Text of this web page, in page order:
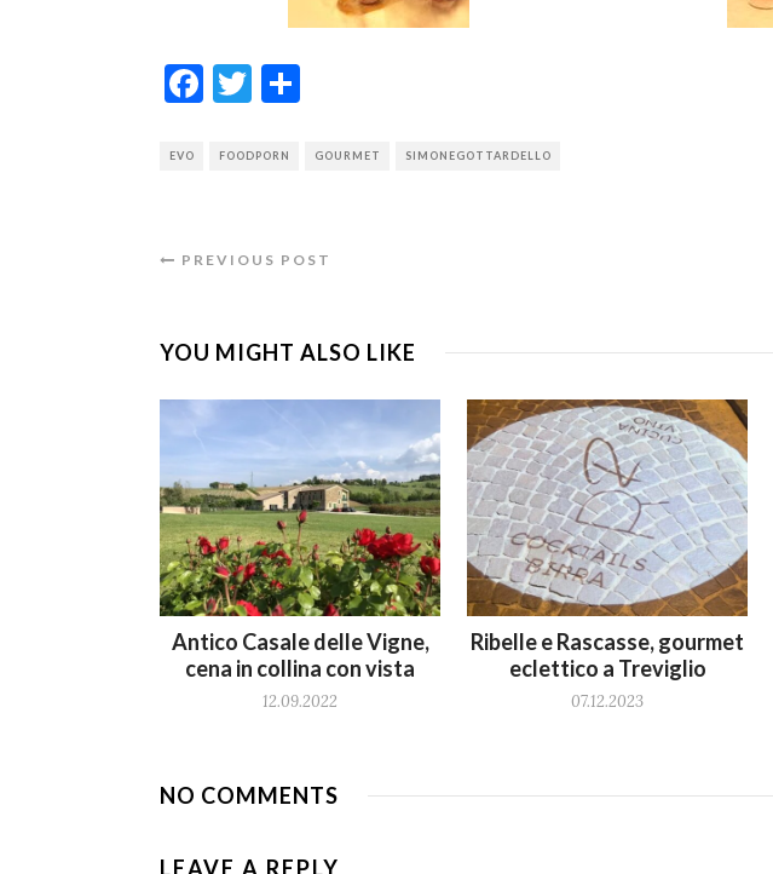
Facebook
Twitter
EVO FOODPORN GOURMET SIMONEGOTTARDELLO
PREVIOUS POST
YOU MIGHT ALSO LIKE
Antico Casale delle Vigne,
cena in collina con vista
12.09.2022
Ribelle e Rascasse, gourmet
eclettico a Treviglio
07.12.2023
NO COMMENTS
LEAVE A REPLY